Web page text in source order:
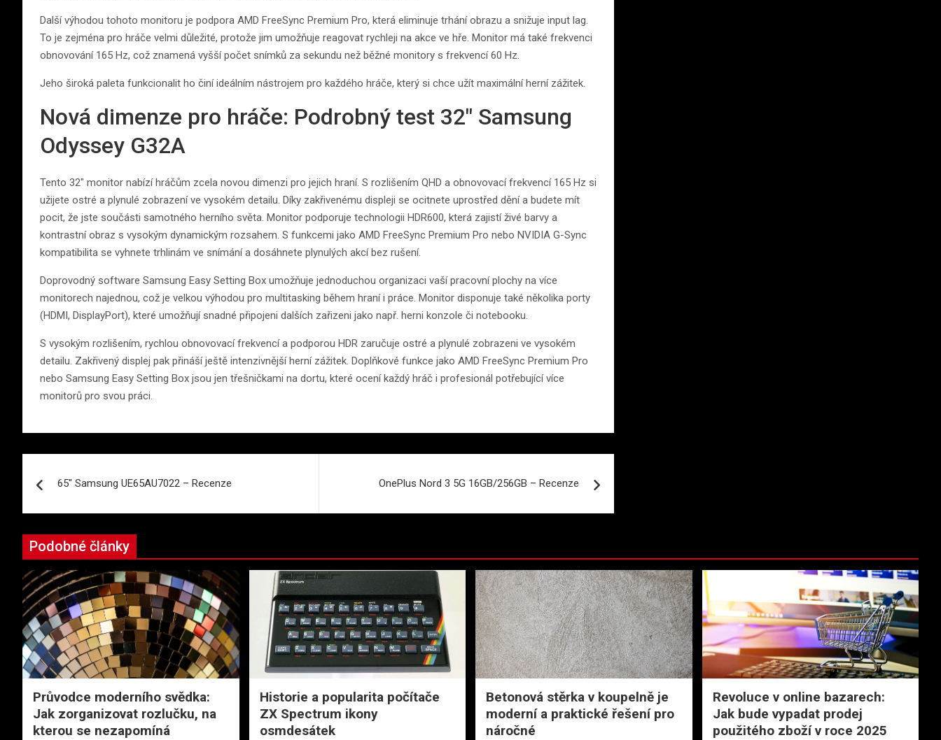
Další výhodou tohoto monitoru je podpora AMD FreeSync Premium Pro, která eliminuje trhání obrazu a snižuje input lag.
To je zejména pro hráče velmi důležité, protože jim umožňuje reagovat rychleji na akce ve hře. Monitor má také frekvenci
obnovování 165 Hz, což znamená vyšší počet snímků za sekundu než běžné monitory s frekvencí 60 Hz.
Jeho široká paleta funkcionalit ho činí ideálním nástrojem pro každého hráče, který si chce užít maximální herní zážitek.
Nová dimenze pro hráče: Podrobný test 32″ Samsung
Odyssey G32A
Tento 32″ monitor nabízí hráčům zcela novou dimenzi pro jejich hraní. S rozlišením QHD a obnovovací frekvencí 165 Hz si
užijete ostré a plynulé zobrazení ve vysokém detailu. Díky zakřivenému displeji se ocitnete uprostřed dění a budete mít
pocit, že jste součásti samotného herního světa. Monitor podporuje technologii HDR600, která zajistí živé barvy a
kontrastní obraz s vysokým dynamickým rozsahem. S funkcemi jako AMD FreeSync Premium Pro nebo NVIDIA G-Sync
kompatibilita se vyhnete trhlinám ve snímání a dosáhnete plynulých akcí bez rušení.
Doprovodný software Samsung Easy Setting Box umožňuje jednoduchou organizaci vaší pracovní plochy na více
monitorech najednou, což je velkou výhodou pro multitasking během hraní i práce. Monitor disponuje také několika porty
(HDMI, DisplayPort), které umožňují snadné připojeni dalších zařizeni jako např. herni konzole či notebooku.
S vysokým rozlišením, rychlou obnovovací frekvencí a podporou HDR zaručuje ostré a plynulé zobrazeni ve vysokém
detailu. Zakřivený displej pak přináší ještě intenzivnější herní zážitek. Doplňkové funkce jako AMD FreeSync Premium Pro
nebo Samsung Easy Setting Box jsou jen třešničkami na dortu, které ocení každý hráč i profesionál potřebující více
monitorů pro svou práci.
pro
65″ Samsung UE65AU7022 – Recenze OnePlus Nord 3 5G 16GB/256GB – Recenze
Podobné články
Průvodce moderního svědka:
Jak zorganizovat rozlučku, na
kterou se nezapomíná
Historie a popularita počítače
ZX Spectrum ikony
osmdesátek
Betonová stěrka v koupelně je
moderní a praktické řešení pro
náročné
Revoluce v online bazarech:
Jak bude vypadat prodej
použitého zboží v roce 2025